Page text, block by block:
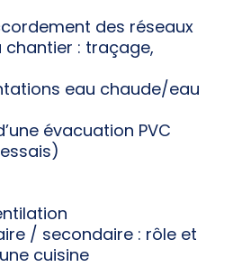
des réseaux
chantier : traçage,
eau chaude/eau
évacuation PVC
/ secondaire : rôle et
cuisine